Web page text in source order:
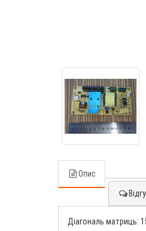
Опис
Діагональ матриць: